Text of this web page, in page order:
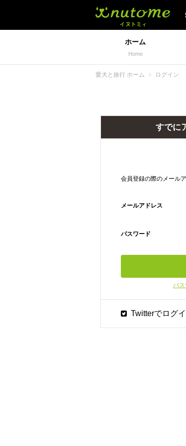
ホーム
Home
愛犬と旅行 ホーム ログイン
すでに
会員登録の際のメール
メールアドレス
パスワード
パ